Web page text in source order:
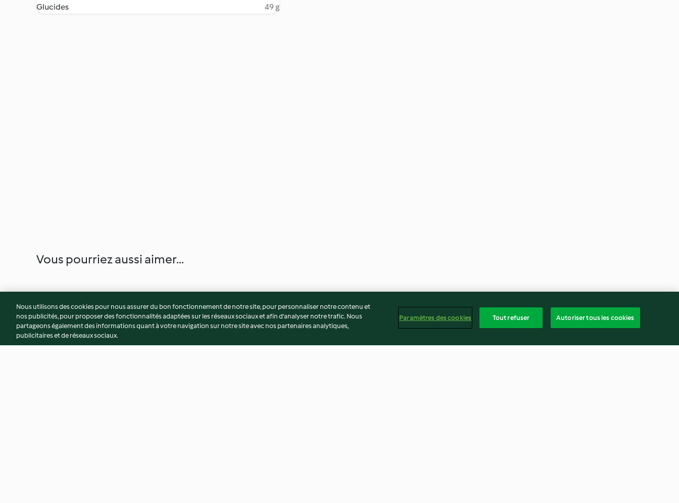
Glucides
49 g
Vous pourriez aussi aimer...
Nous utilisons des cookies pour nous assurer du bon fonctionnement de notre site, pour personnaliser notre contenu et
nos publicités, pour proposer des fonctionnalités adaptées sur les réseaux sociaux et afin d’analyser notre trafic. Nous
partageons également des informations quant à votre navigation sur notre site avec nos partenaires analytiques,
publicitaires et de réseaux sociaux.
Paramètres des cookies Tout refuser Autoriser tous les cookies